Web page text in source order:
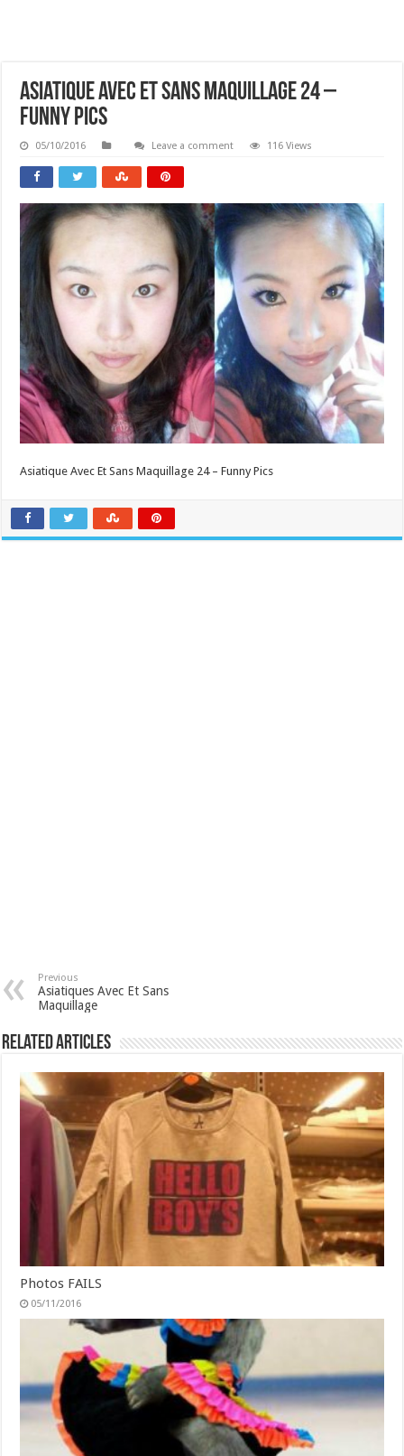
Asiatique Avec Et Sans Maquillage 24 –
Funny Pics
05/10/2016 Leave a comment 116 Views
Asiatique Avec Et Sans Maquillage 24 – Funny Pics
Previous
Asiatiques Avec Et Sans
Maquillage
Related Articles
Photos FAILS
05/11/2016